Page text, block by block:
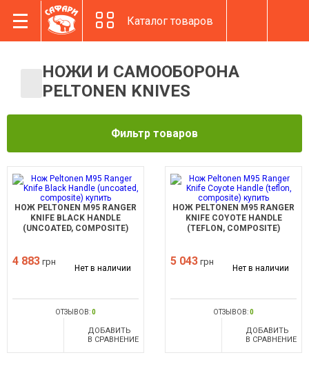
Каталог товаров
НОЖИ И САМООБОРОНА
PELTONEN KNIVES
Фильтр товаров
НОЖ PELTONEN M95 RANGER
KNIFE BLACK HANDLE
(UNCOATED, COMPOSITE)
4 883 грн
Нет в наличии
ОТЗЫВОВ:0
ДОБАВИТЬ
В СРАВНЕНИЕ
НОЖ PELTONEN M95 RANGER
KNIFE COYOTE HANDLE
(TEFLON, COMPOSITE)
5 043 грн
Нет в наличии
ОТЗЫВОВ:0
ДОБАВИТЬ
В СРАВНЕНИЕ